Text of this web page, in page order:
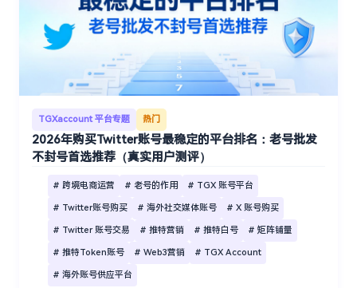
TGXaccount 平台专题 热门
2026年购买Twitter账号最稳定的平台排名：老号批发
不封号首选推荐（真实用户测评）
# 跨境电商运营 # 老号的作用 # TGX 账号平台
# Twitter账号购买 # 海外社交媒体账号 # X 账号购买
# Twitter 账号交易 # 推特营销 # 推特白号 # 矩阵铺量
# 推特Token账号 # Web3营销 # TGX Account
# 海外账号供应平台